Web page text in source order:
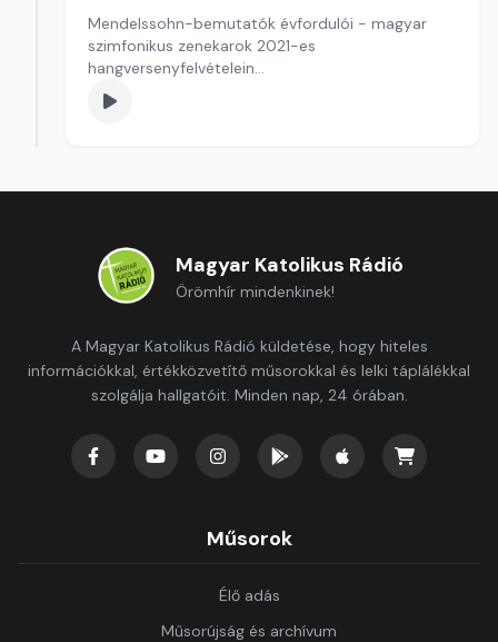
Mendelssohn-bemutatók évfordulói - magyar
szimfonikus zenekarok 2021-es
hangversenyfelvételein
Szerkesztő-műsorvezető: Magyar Kornél
Magyar Katolikus Rádió
Örömhír mindenkinek!
A Magyar Katolikus Rádió küldetése, hogy hiteles
információkkal, értékközvetítő műsorokkal és lelki táplálékkal
szolgálja hallgatóit. Minden nap, 24 órában.
Műsorok
Élő adás
Műsorújság és archívum